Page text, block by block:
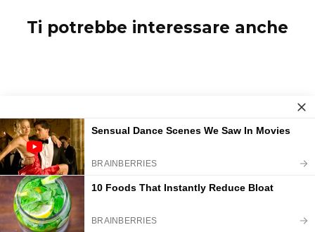
Ti potrebbe interessare anche